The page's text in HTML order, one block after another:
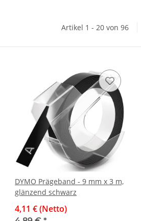
Artikel 1 - 20 von 96
DYMO Prägeband - 9 mm x 3 m,
glänzend schwarz
4,11 € (Netto)